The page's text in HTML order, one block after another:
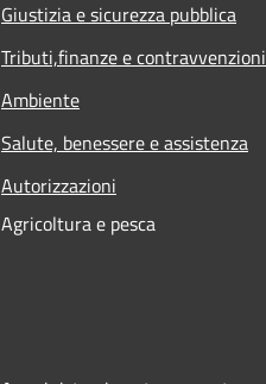
Giustizia e sicurezza pubblica
Tributi,finanze e contravvenzioni
Ambiente
Salute, benessere e assistenza
Autorizzazioni
Agricoltura e pesca